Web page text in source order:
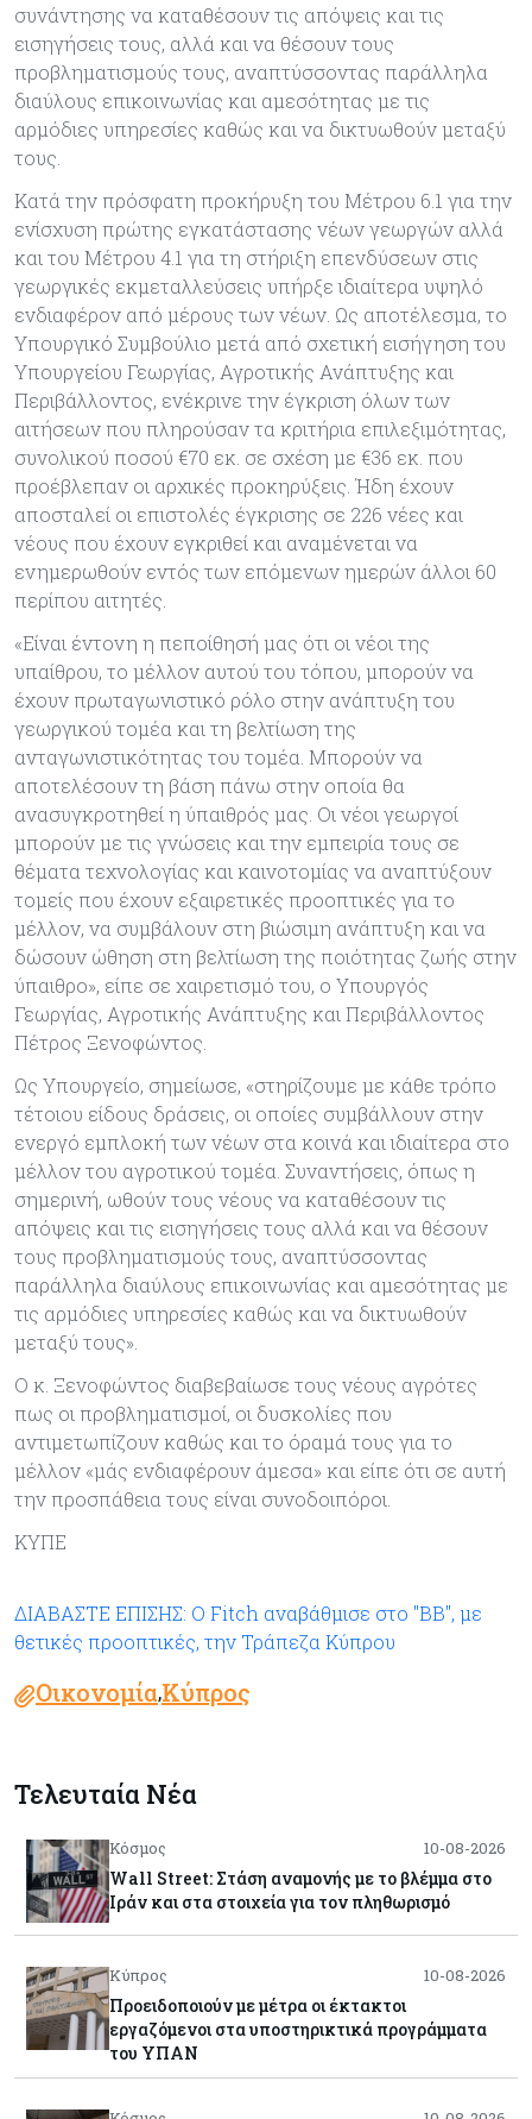
συνάντησης να καταθέσουν τις απόψεις και τις
εισηγήσεις τους, αλλά και να θέσουν τους
προβληματισμούς τους, αναπτύσσοντας παράλληλα
διαύλους επικοινωνίας και αμεσότητας με τις
αρμόδιες υπηρεσίες καθώς και να δικτυωθούν μεταξύ
τους.
Κατά την πρόσφατη προκήρυξη του Μέτρου 6.1 για την
ενίσχυση πρώτης εγκατάστασης νέων γεωργών αλλά
και του Μέτρου 4.1 για τη στήριξη επενδύσεων στις
γεωργικές εκμεταλλεύσεις υπήρξε ιδιαίτερα υψηλό
ενδιαφέρον από μέρους των νέων. Ως αποτέλεσμα, το
Υπουργικό Συμβούλιο μετά από σχετική εισήγηση του
Υπουργείου Γεωργίας, Αγροτικής Ανάπτυξης και
Περιβάλλοντος, ενέκρινε την έγκριση όλων των
αιτήσεων που πληρούσαν τα κριτήρια επιλεξιμότητας,
συνολικού ποσού €70 εκ. σε σχέση με €36 εκ. που
προέβλεπαν οι αρχικές προκηρύξεις. Ήδη έχουν
αποσταλεί οι επιστολές έγκρισης σε 226 νέες και
νέους που έχουν εγκριθεί και αναμένεται να
ενημερωθούν εντός των επόμενων ημερών άλλοι 60
περίπου αιτητές.
«Είναι έντονη η πεποίθησή μας ότι οι νέοι της
υπαίθρου, το μέλλον αυτού του τόπου, μπορούν να
έχουν πρωταγωνιστικό ρόλο στην ανάπτυξη του
γεωργικού τομέα και τη βελτίωση της
ανταγωνιστικότητας του τομέα. Μπορούν να
αποτελέσουν τη βάση πάνω στην οποία θα
ανασυγκροτηθεί η ύπαιθρός μας. Οι νέοι γεωργοί
μπορούν με τις γνώσεις και την εμπειρία τους σε
θέματα τεχνολογίας και καινοτομίας να αναπτύξουν
τομείς που έχουν εξαιρετικές προοπτικές για το
μέλλον, να συμβάλουν στη βιώσιμη ανάπτυξη και να
δώσουν ώθηση στη βελτίωση της ποιότητας ζωής στην
ύπαιθρο», είπε σε χαιρετισμό του, ο Υπουργός
Γεωργίας, Αγροτικής Ανάπτυξης και Περιβάλλοντος
Πέτρος Ξενοφώντος.
Ως Υπουργείο, σημείωσε, «στηρίζουμε με κάθε τρόπο
τέτοιου είδους δράσεις, οι οποίες συμβάλλουν στην
ενεργό εμπλοκή των νέων στα κοινά και ιδιαίτερα στο
μέλλον του αγροτικού τομέα. Συναντήσεις, όπως η
σημερινή, ωθούν τους νέους να καταθέσουν τις
απόψεις και τις εισηγήσεις τους αλλά και να θέσουν
τους προβληματισμούς τους, αναπτύσσοντας
παράλληλα διαύλους επικοινωνίας και αμεσότητας με
τις αρμόδιες υπηρεσίες καθώς και να δικτυωθούν
μεταξύ τους».
Ο κ. Ξενοφώντος διαβεβαίωσε τους νέους αγρότες
πως οι προβληματισμοί, οι δυσκολίες που
αντιμετωπίζουν καθώς και το όραμά τους για το
μέλλον «μάς ενδιαφέρουν άμεσα» και είπε ότι σε αυτή
την προσπάθεια τους είναι συνοδοιπόροι.
ΚΥΠΕ
ΔΙΑΒΑΣΤΕ ΕΠΙΣΗΣ: Ο Fitch αναβάθμισε στο "BB", με
θετικές προοπτικές, την Τράπεζα Κύπρου
Οικονομία,Κύπρος
Τελευταία Νέα
Κόσμος 10-08-2026
Wall Street: Στάση αναμονής με το βλέμμα στο
Ιράν και στα στοιχεία για τον πληθωρισμό
Κύπρος 10-08-2026
Προειδοποιούν με μέτρα οι έκτακτοι
εργαζόμενοι στα υποστηρικτικά προγράμματα
του ΥΠΑΝ